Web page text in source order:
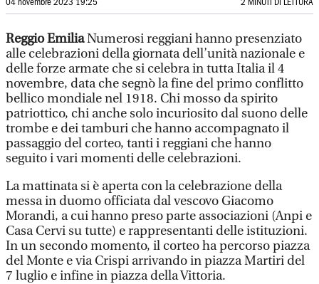
04 novembre 2023 19:25 2 MINUTI DI LETTURA
Reggio EmiliaNumerosi reggiani hanno presenziato
alle celebrazioni della giornata dell’unità nazionale e
delle forze armate che si celebra in tutta Italia il 4
novembre, data che segnò la fine del primo conflitto
bellico mondiale nel 1918. Chi mosso da spirito
patriottico, chi anche solo incuriosito dal suono delle
trombe e dei tamburi che hanno accompagnato il
passaggio del corteo, tanti i reggiani che hanno
seguito i vari momenti delle celebrazioni.
La mattinata si è aperta con la celebrazione della
messa in duomo officiata dal vescovo Giacomo
Morandi, a cui hanno preso parte associazioni (Anpi e
Casa Cervi su tutte) e rappresentanti delle istituzioni.
In un secondo momento, il corteo ha percorso piazza
del Monte e via Crispi arrivando in piazza Martiri del
7 luglio e infine in piazza della Vittoria.